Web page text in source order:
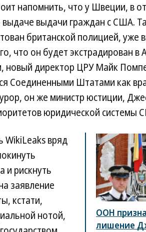
напомнить, что у Швеции, в
выдачи граждан с США.
британской полицией, уже
что он будет экстрадирован в
директор ЦРУ Майк
Соединенными Штатами как
он же министр юстиции,
юридической системы
ООН
лишение
WikiLeaks вряд
и рискнуть
заявление
кстати,
нотой,